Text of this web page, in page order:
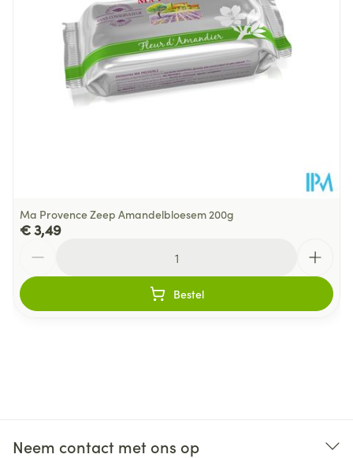
Verpakking
Behoud Kamertemperatuur (15°C - 25°C)
Ma Provence Zeep Amandelbloesem 200g
€ 3,49
Bestel
Neem contact met ons op